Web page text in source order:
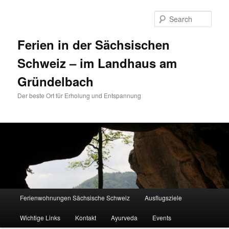
Ferien in der Sächsischen
Schweiz – im Landhaus am
Gründelbach
Der beste Ort für Erholung und Entspannung
Skip to primary content
Skip to secondary content
Ferienwohnungen Sächsische Schweiz Ausflugsziele
Wichtige Links Kontakt Ayurveda Events